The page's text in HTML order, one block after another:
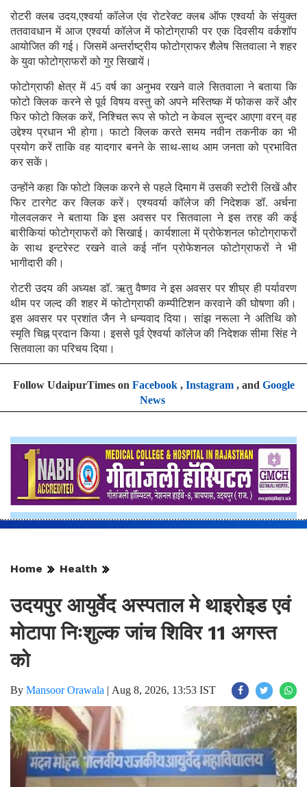
रोटरी क्लब उदय,एश्वर्या कॉलेज एंव रोटरेक्ट क्लब ऑफ एश्वर्या के संयुक्त
ततवावधान में आज एश्वर्या कॉलेज में फोटोग्राफी पर एक दिवसीय वर्कशॉप
आयोजित की गई। जिसमें अन्तर्राष्ट्रीय फोटोग्राफर शैलेष सितवाला ने शहर
के युवा फोटोग्राफरों को गुर सिखायें।
फोटोग्राफी क्षेत्र में 45 वर्ष का अनुभव रखने वाले सितवाला ने बताया कि
फोटो क्लिक करने से पूर्व विषय वस्तु को अपने मस्तिष्क में फोकस करें और
फिर फोटो क्लिक करें, निश्चित रूप से फोटो न केवल सुन्दर आएगा वरन् वह
उद्देश्य प्रधान भी होगा। फाटो क्लिक करते समय नवीन तकनीक का भी
प्रयोग करें ताकि वह यादगार बनने के साथ-साथ आम जनता को प्रभावित
कर सकें।
उन्होंने कहा कि फोटो क्लिक करने से पहले दिमाग में उसकी स्टोरी लिखें और
फिर टारगेट कर क्लिक करें। एश्यवर्या कॉलेज की निदेशक डॉ. अर्चना
गोलवलकर ने बताया कि इस अवसर पर सितवाला ने इस तरह की कई
बारीकियां फोटोग्राफरों को सिखाई। कार्यशाला में प्रोफेशनल फोटोग्राफरों
के साथ इन्टरेस्ट रखने वाले कई नॉन प्रोफेशनल फोटोग्राफरों ने भी
भागीदारी की।
रोटरी उदय की अध्यक्ष डॉ. ऋतु वैष्णव ने इस अवसर पर शीघ्र ही पर्यावरण
थीम पर जल्द की शहर में फोटोग्राफी कम्पीटिशन करवाने की घोषणा की।
इस अवसर पर प्रशांत जैन ने धन्यवाद दिया। सांझ नरूला ने अतिथि को
स्मृति चिह्न प्रदान किया। इससे पूर्व ऐश्वर्या कॉलेज की निदेशक सीमा सिंह ने
सितवाला का परिचय दिया।
Follow UdaipurTimes on Facebook, Instagram, and Google
News
Home Health
उदयपुर आयुर्वेद अस्पताल मे थाइरोइड एवं
मोटापा निःशुल्क जांच शिविर 11 अगस्त
को
By Mansoor Orawala | Aug 8, 2026, 13:53 IST